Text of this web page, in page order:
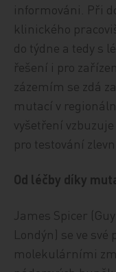
informováni. Při
klinického
do týdne a tedy s
řešení i pro
zázemím se zdá
mutací v
vyšetření
pro testování
Od léčby díky
James Spicer
Londýn) se ve své
molekulárními